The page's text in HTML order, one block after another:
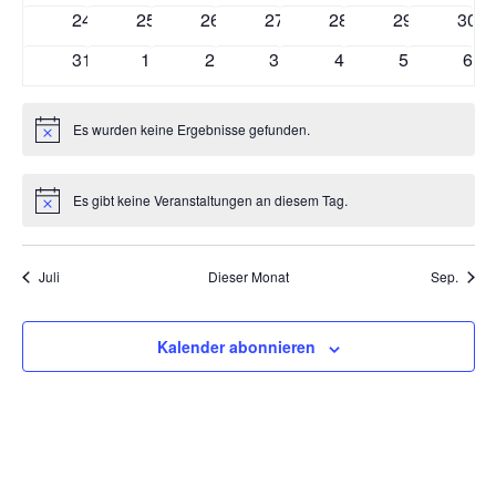
0
24
0
25
0
26
0
27
0
28
0
29
0
30
0
31
0
1
0
2
0
3
0
4
0
5
0
6
HinweisEs wurden keine Ergebnisse gefunden.
HinweisEs gibt keine Veranstaltungen an diesem Tag.
Juli Dieser Monat Sep.
Kalender abonnieren